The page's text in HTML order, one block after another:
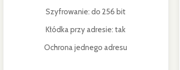
Szyfrowanie: do 256 bit
Kłódka przy adresie: tak
Ochrona jednego adresu